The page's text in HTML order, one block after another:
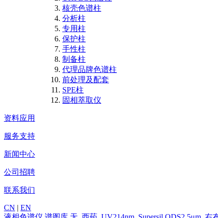
核壳色谱柱
分析柱
专用柱
保护柱
手性柱
制备柱
代理品牌色谱柱
前处理及配套
SPE柱
固相萃取仪
资料应用
服务支持
新闻中心
公司招聘
联系我们
CN | EN